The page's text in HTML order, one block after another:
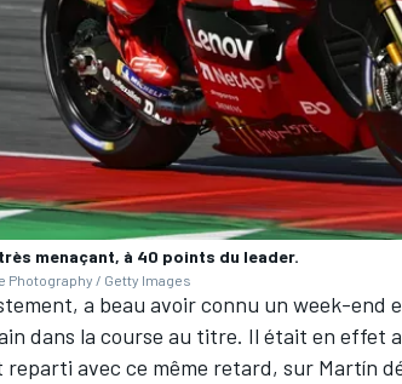
menaçant, à 40 points du leader.
Photography / Getty Images
a beau avoir connu un week-end
dans la course au titre. Il était en effet
avec ce même retard, sur Martín